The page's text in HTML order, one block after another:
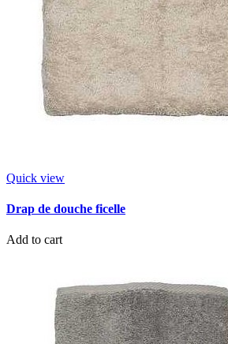
Quick view
Drap de douche ficelle
Add to cart